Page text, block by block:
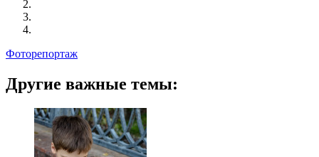
Фоторепортаж
Другие важные темы: